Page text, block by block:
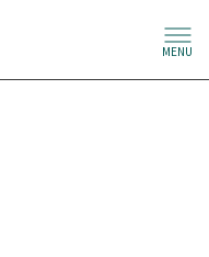
MENU